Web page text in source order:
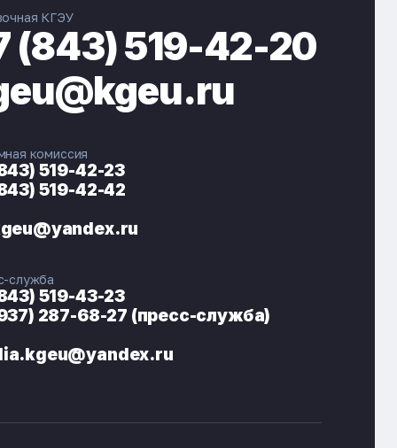
ЭНЕРГОКОД — ПОМОЩНИК КГЭУ
КГЭУ
(843) 519-42-20
комиссия
519-42-23
519-42-42
служба
519-43-23
287-68-27 (пресс-служба)